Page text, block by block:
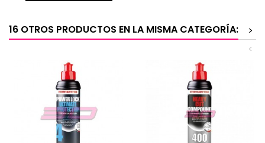
16 OTROS PRODUCTOS EN LA MISMA CATEGORÍA:
>
<